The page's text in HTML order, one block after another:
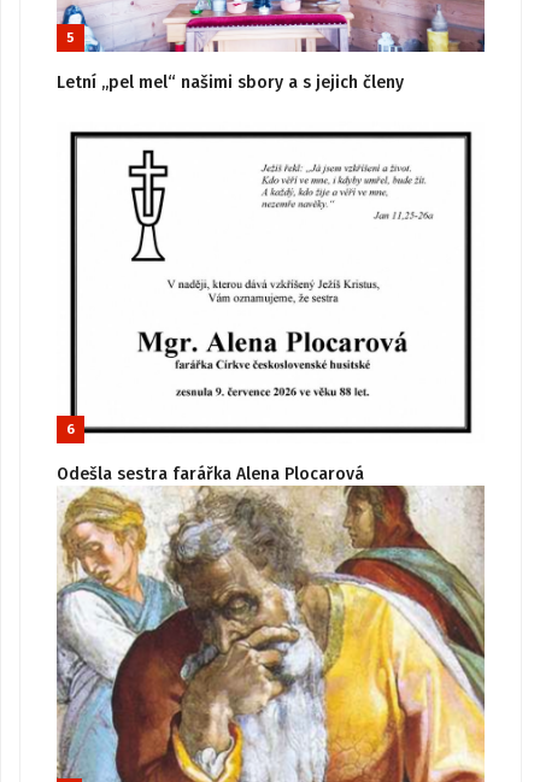
5
Letní „pel mel“ našimi sbory a s jejich členy
6
Odešla sestra farářka Alena Plocarová